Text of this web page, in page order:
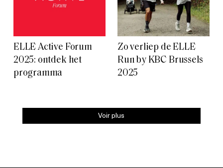
ELLE Active Forum
2025: ontdek het
programma
Zo verliep de ELLE
Run by KBC Brussels
2025
Voir plus